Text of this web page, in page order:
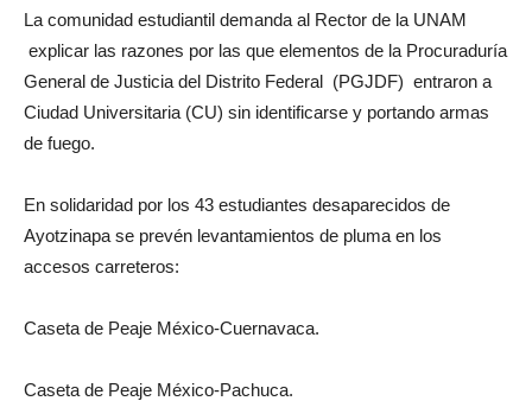
La comunidad estudiantil demanda al Rector de la UNAM
explicar las razones por las que elementos de la Procuraduría
General de Justicia del Distrito Federal (PGJDF) entraron a
Ciudad Universitaria (CU) sin identificarse y portando armas
de fuego.
En solidaridad por los 43 estudiantes desaparecidos de
Ayotzinapa se prevén levantamientos de pluma en los
accesos carreteros:
Caseta de Peaje México-Cuernavaca.
Caseta de Peaje México-Pachuca.